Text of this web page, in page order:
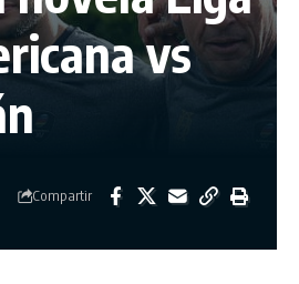
vs
Compartir